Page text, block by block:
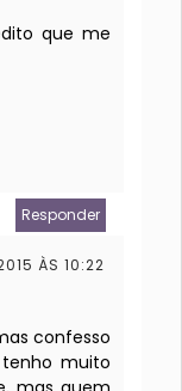
que me
Responder
ÀS 10:22
confesso
muito